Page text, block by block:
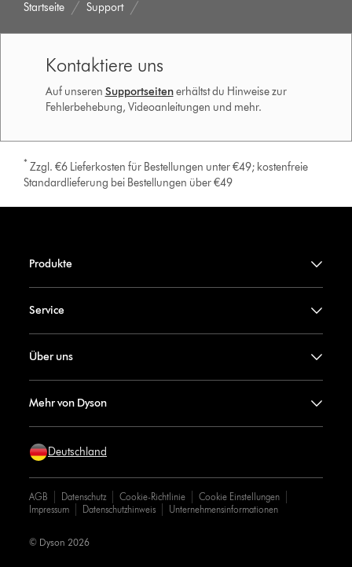
Startseite Support
Kontaktiere uns
Auf unseren Supportseiten erhältst du Hinweise zur
Fehlerbehebung, Videoanleitungen und mehr.
* Zzgl. €6 Lieferkosten für Bestellungen unter €49; kostenfreie
Standardlieferung bei Bestellungen über €49
Produkte
Service
Über uns
Mehr von Dyson
Deutschland
AGB Datenschutz Cookie-Richtlinie
Cookie Einstellungen
Impressum
Datenschutzhinweis Unternehmensinformationen
© Dyson 2026